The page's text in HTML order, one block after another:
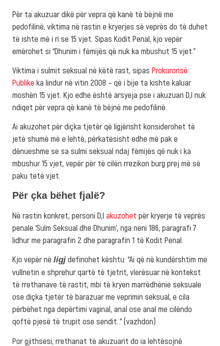
Për ta akuzuar dikë për vepra që kanë të bëjnë me
pedofilinë, viktima në rastin e kryerjes së veprës do të duhet
të ishte më i ri se 15 vjet. Sipas Kodit Penal, kjo vepër
emërohet si “Dhunim i fëmijës që nuk ka mbushut 15 vjet.”
Viktima i sulmit seksual në këtë rast, sipas Prokurorisë
Publike ka lindur në vitin 2008 – që i bije ta kishte kaluar
moshën 15 vjet. Kjo edhe është arsyeja pse i akuzuari D,I nuk
ndiqet për vepra që kanë të bëjnë me pedofilinë.
Ai akuzohet për diçka tjetër që ligjërisht konsiderohet të
jetë shumë më e lehtë, përkatësisht edhe më pak e
dënueshme se sa sulmi seksual ndaj fëmijës që nuk i ka
mbushur 15 vjet, vepër për të cilën rrezikon burg prej më së
paku tetë vjet.
Për çka bëhet fjalë?
Në rastin konkret, personi D,I akuzohet për kryerje të veprës
penale ‘Sulm Seksual dhe Dhunim’, nga neni 186, paragrafi 7
lidhur me paragrafin 2 dhe paragrafin 1 të Kodit Penal.
Kjo vepër në ligj definohet kështu: “Ai që në kundërshtim me
vullnetin e shprehur qartë të tjetrit, vlerësuar në kontekst
të rrethanave të rastit, mbi të kryen marrëdhënie seksuale
ose diçka tjetër të barazuar me veprimin seksual, e cila
përbëhet nga depërtimi vaginal, anal ose anal me cilëndo
qoftë pjesë të trupit ose sendit..” (vazhdon)
Por gjithsesi, rrethanat të akuzuarit do ia lehtësojnë